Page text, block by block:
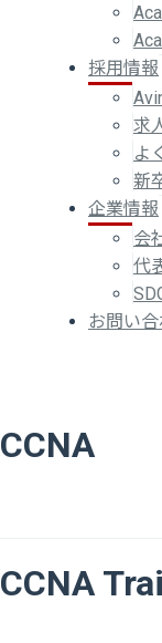
採用情報
求
よ
新
企業情報
会
代
お問い
CCNA
CCNA